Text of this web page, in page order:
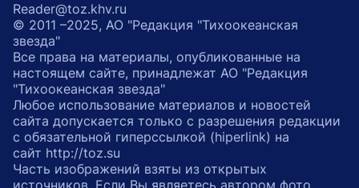
Reader@toz.khv.ru
© 2011 –2025, АО "Редакция "Тихоокеанская
звезда"
Все права на материалы, опубликованные на
настоящем сайте, принадлежат АО "Редакция
"Тихоокеанская звезда"
Любое использование материалов и новостей
сайта допускается только с разрешения редакции
с обязательной гиперссылкой (hiperlink) на
сайт http://toz.su
Часть изображений взяты из открытых
источников. Если Вы являетесь автором фото,